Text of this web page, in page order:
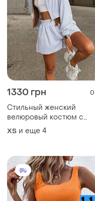
1330 грн 0
Стильный женский
велюровый костюм с
шортами
ХS и еще 4